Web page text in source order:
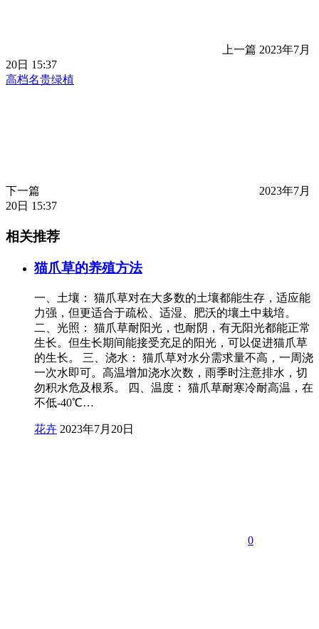
上一篇 2023年7月
20日 15:37
高档名贵绿植
下一篇
2023年7月
20日 15:37
相关推荐
猫爪草的养殖方法
一、土壤： 猫爪草对在大多数的土壤都能生存，适应能
力强，但更适合于疏松、适湿、肥沃的壤土中栽培。
二、光照： 猫爪草耐阳光，也耐阴，有无阳光都能正常
生长。但生长期间能接受充足的阳光，可以促进猫爪草
的生长。 三、浇水： 猫爪草对水分需求量不高，一周浇
一次水即可。高温增加浇水次数，雨季时注意排水，切
勿积水危及根系。 四、温度： 猫爪草耐寒冷耐高温，在
不低-40℃…
花卉 2023年7月20日
0